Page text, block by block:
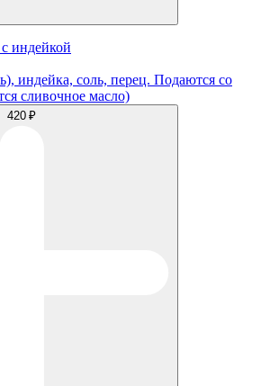
индейкой
индейка, соль, перец. Подаются со
сливочное масло)
420 ₽